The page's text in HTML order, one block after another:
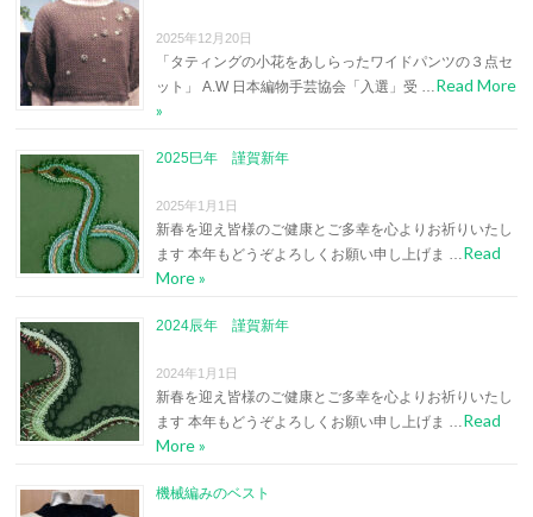
2025年12月20日
「タティングの小花をあしらったワイドパンツの３点セ
ット」 A.W 日本編物手芸協会「入選」受 … Read More
»
2025巳年 謹賀新年
2025年1月1日
新春を迎え皆様のご健康とご多幸を心よりお祈りいたし
ます 本年もどうぞよろしくお願い申し上げま … Read
More »
2024辰年 謹賀新年
2024年1月1日
新春を迎え皆様のご健康とご多幸を心よりお祈りいたし
ます 本年もどうぞよろしくお願い申し上げま … Read
More »
機械編みのベスト